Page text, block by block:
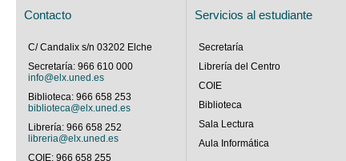
Contacto
C/ Candalix s/n 03202 Elche
Secretaría: 966 610 000
info@elx.uned.es
Biblioteca: 966 658 253
biblioteca@elx.uned.es
Librería: 966 658 252
libreria@elx.uned.es
COIE: 966 658 255
Servicios al estudiante
Secretaría
Librería del Centro
COIE
Biblioteca
Sala Lectura
Aula Informática